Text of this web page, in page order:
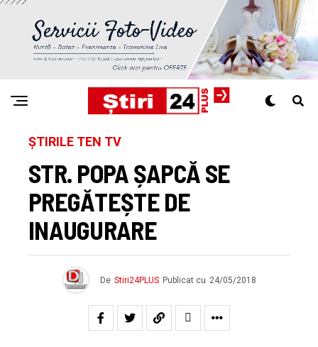
ȘTIRILE TEN TV
STR. POPA ȘAPCĂ SE
PREGĂTEȘTE DE
INAUGURARE
De Stiri24PLUS Publicat cu 24/05/2018